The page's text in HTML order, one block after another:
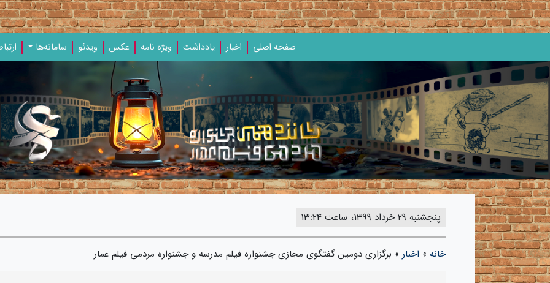
صفحه اصلی اخبار یادداشت‌ ویژه‌ نامه‌ عکس ویدئو سامانه‌ها
پنجشنبه 29 خرداد 1399، ساعت 13:24
خانه » اخبار » برگزاری دومین گفتگوی مجازی جشنواره فیلم مدرسه و جشنواره مردمی فیلم عمار